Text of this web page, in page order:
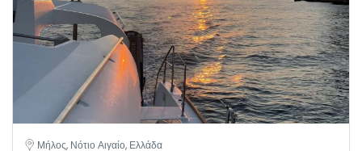
Μήλος, Νότιο Αιγαίο, Ελλάδα